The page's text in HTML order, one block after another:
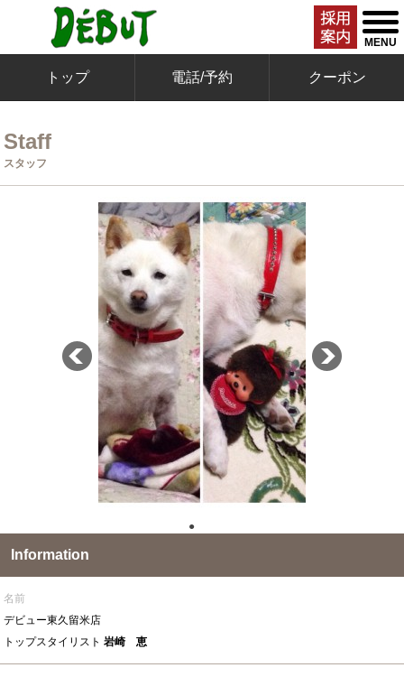
MENU
トップ 電話/予約 クーポン
Staff
スタッフ
●
Information
名前
デビュー東久留米店
トップスタイリスト 岩崎 恵